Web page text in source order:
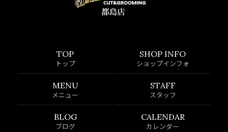
TOP
トップ
SHOP INFO
ショップインフォ
MENU
メニュー
STAFF
スタッフ
BLOG
ブログ
CALENDAR
カレンダー